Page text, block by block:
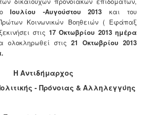
Ιουλίου -Αυγούστου 2013 και του
Κοινωνικών Βοηθειών ( Εφάπαξ
στις 17 Οκτωβρίου 2013 ημέρα
ολοκληρωθεί στις21 Οκτωβρίου 2013
Η Αντιδήμαρχος
- Πρόνοιας & Αλληλεγγύης